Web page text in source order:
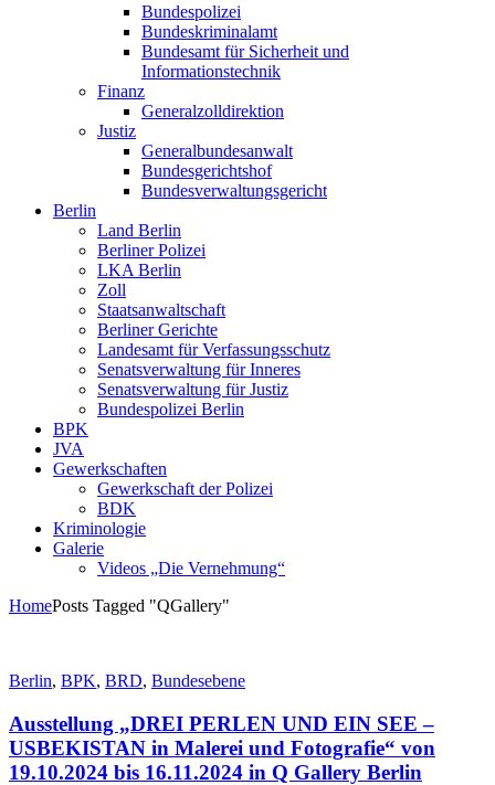
Bundespolizei
Bundeskriminalamt
Bundesamt für Sicherheit und
Informationstechnik
Finanz
Generalzolldirektion
Justiz
Generalbundesanwalt
Bundesgerichtshof
Bundesverwaltungsgericht
Berlin
Land Berlin
Berliner Polizei
LKA Berlin
Zoll
Staatsanwaltschaft
Berliner Gerichte
Landesamt für Verfassungsschutz
Senatsverwaltung für Inneres
Senatsverwaltung für Justiz
Bundespolizei Berlin
BPK
JVA
Gewerkschaften
Gewerkschaft der Polizei
BDK
Kriminologie
Galerie
Videos „Die Vernehmung“
HomePosts Tagged "QGallery"
Berlin, BPK, BRD, Bundesebene
Ausstellung „DREI PERLEN UND EIN SEE –
USBEKISTAN in Malerei und Fotografie“ von
19.10.2024 bis 16.11.2024 in Q Gallery Berlin